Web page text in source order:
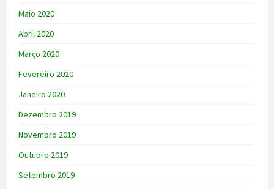
Maio 2020
Abril 2020
Março 2020
Fevereiro 2020
Janeiro 2020
Dezembro 2019
Novembro 2019
Outubro 2019
Setembro 2019